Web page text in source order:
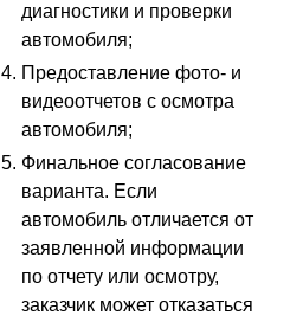
диагностики и проверки
автомобиля;
Предоставление фото- и
видеоотчетов с осмотра
автомобиля;
Финальное согласование
варианта. Если
автомобиль отличается от
заявленной информации
по отчету или осмотру,
заказчик может отказаться